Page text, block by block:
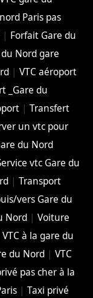
Paris pas
| Forfait Gare du
Nord gare
|VTC aéroport
_Gare du
|Transfert
un vtc pour
du Nord
vtc Gare du
| Transport
vers Gare du
Nord| Voiture
VTC à la gare du
du Nord| VTC
pas cher à la
| Taxi privé